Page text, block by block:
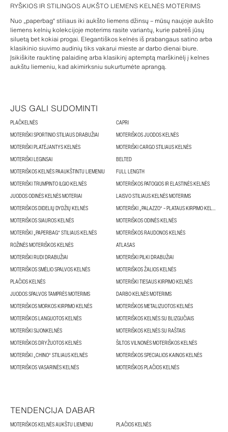
RYŠKIOS IR STILINGOS AUKŠTO LIEMENS KELNĖS MOTERIMS
Nuo „paperbag“ stiliaus iki aukšto liemens džinsų – mūsų naujoje aukšto
liemens kelnių kolekcijoje moterims rasite variantų, kurie pabrėš jūsų
siluetą bet kokiai progai. Elegantiškos kelnės iš prabangaus satino arba
klasikinio siuvimo audinių tiks vakarui mieste ar darbo dienai biure.
Įsikiškite rauktinę palaidinę arba klasikinį aptemptą marškinėlį į kelnes
aukštu liemeniu, kad akimirksniu sukurtumėte aprangą.
JUS GALI SUDOMINTI
PLAČKELNĖS
CAPRI
MOTERIŠKI SPORTINIO STILIAUS DRABUŽIAI
MOTERIŠKOS JUODOS KELNĖS
MOTERIŠKI PLATĖJANTYS KELNĖS
MOTERIŠKI CARGO STILIAUS KELNĖS
MOTERIŠKI LEGINSAI
BELTED
MOTERIŠKOS KELNĖS PAAUKŠTINTU LIEMENIU
FULL LENGTH
MOTERIŠKI TRUMPINTO ILGIO KELNĖS
MOTERIŠKOS PATOGIOS IR ELASTINĖS KELNĖS
JUODOS ODINĖS KELNĖS MOTERIAI
LAISVO STILIAUS KELNĖS MOTERIMS
MOTERIŠKOS DIDELIŲ DYDŽIŲ KELNĖS
MOTERIŠKI „PALAZZO“ – PLATAUS KIRPIMO KELNĖS
MOTERIŠKOS SIAUROS KELNĖS
MOTERIŠKOS ODINĖS KELNĖS
MOTERIŠKI „PAPERBAG“ STILIAUS KELNĖS
MOTERIŠKOS RAUDONOS KELNĖS
ROŽINĖS MOTERIŠKOS KELNĖS
ATLASAS
MOTERIŠKI RUDI DRABUŽIAI
MOTERIŠKI PILKI DRABUŽIAI
MOTERIŠKOS SMĖLIO SPALVOS KELNĖS
MOTERIŠKOS ŽALIOS KELNĖS
PLAČIOS KELNĖS
MOTERIŠKI TIESAUS KIRPIMO KELNĖS
JUODOS SPALVOS TAMPRĖS MOTERIMS
DARBO KELNĖS MOTERIMS
MOTERIŠKOS MORKOS KIRPIMO KELNĖS
MOTERIŠKOS METALIZUOTOS KELNĖS
MOTERIŠKOS LANGUOTOS KELNĖS
MOTERIŠKOS KELNĖS SU BLIZGUČIAIS
MOTERIŠKI SIJONKELNĖS
MOTERIŠKOS KELNĖS SU RAŠTAIS
MOTERIŠKOS DRYŽUOTOS KELNĖS
ŠILTOS VILNONĖS MOTERIŠKOS KELNĖS
MOTERIŠKI „CHINO“ STILIAUS KELNĖS
MOTERIŠKOS SPECIALIOS KAINOS KELNĖS
MOTERIŠKOS VASARINĖS KELNĖS
MOTERIŠKOS PLAČIOS KELNĖS
TENDENCIJA DABAR
MOTERIŠKOS KELNĖS AUKŠTU LIEMENIU
PLAČIOS KELNĖS